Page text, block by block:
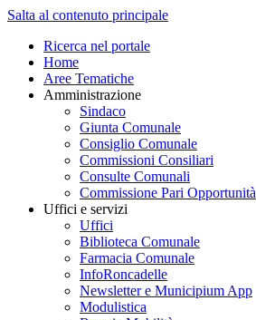
Salta al contenuto principale
Ricerca nel portale
Home
Aree Tematiche
Amministrazione
Sindaco
Giunta Comunale
Consiglio Comunale
Commissioni Consiliari
Consulte Comunali
Commissione Pari Opportunità
Uffici e servizi
Uffici
Biblioteca Comunale
Farmacia Comunale
InfoRoncadelle
Newsletter e Municipium App
Modulistica